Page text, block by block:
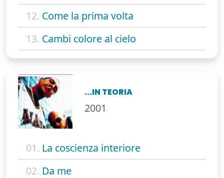
12. Come la prima volta
13. Cambi colore al cielo
...IN TEORIA
2001
01. La coscienza interiore
02. Da me